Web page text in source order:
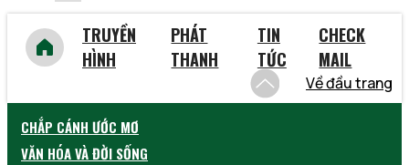
TRUYỀN
HÌNH
PHÁT
THANH
TIN
TỨC
CHECK
MAIL
Về đầu trang
CHẮP CÁNH ƯỚC MƠ
VĂN HÓA VÀ ĐỜI SỐNG